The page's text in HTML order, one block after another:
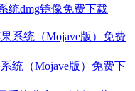
统dmg镜像免费下载
统（Mojave版）免费下